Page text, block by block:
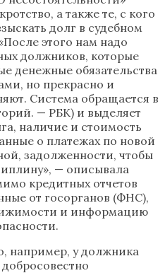
а также те, с кого
долг в судебном
этого нам надо
должников, которые
денежные обязательства
но прекрасно и
Система обращается в
— РБК) и выделяет
наличие и стоимость
о платежах по новой
задолженности, чтобы
— описывала
кредитных отчетов
от госорганов (ФНС),
и информацию
например, у должника